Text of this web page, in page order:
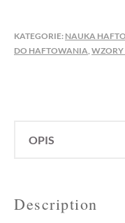
KURS
KATEGORIE: NAUKA
DO HAFTOWANIA,
OPIS
Description